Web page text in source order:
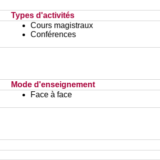
Types d'activités
Cours magistraux
Conférences
Mode d'enseignement
Face à face